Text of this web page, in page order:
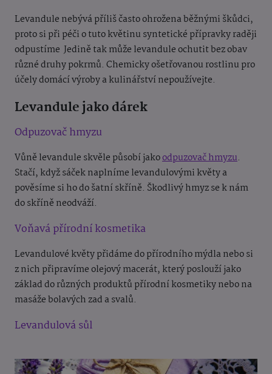
Levandule nebývá příliš často ohrožena běžnými škůdci,
proto si při péči o tuto květinu syntetické přípravky raději
odpustíme Jedině tak může levandule ochutit bez obav
různé druhy pokrmů. Chemicky ošetřovanou rostlinu pro
účely domácí výroby a kulinářství nepoužívejte.
Levandule jako dárek
Odpuzovač hmyzu
Vůně levandule skvěle působí jakoodpuzovač hmyzu.
Stačí, když sáček naplníme levandulovými květy a
pověsíme si ho do šatní skříně. Škodlivý hmyz se k nám
do skříně neodváží.
Voňavá přírodní kosmetika
Levandulové květy přidáme do přírodního mýdla nebo si
z nich připravíme olejový macerát, který poslouží jako
základ do různých produktů přírodní kosmetiky nebo na
masáže bolavých zad a svalů.
Levandulová sůl